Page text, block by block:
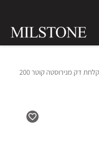
ראש מקלחת דק מנירוסטה קוטר 200